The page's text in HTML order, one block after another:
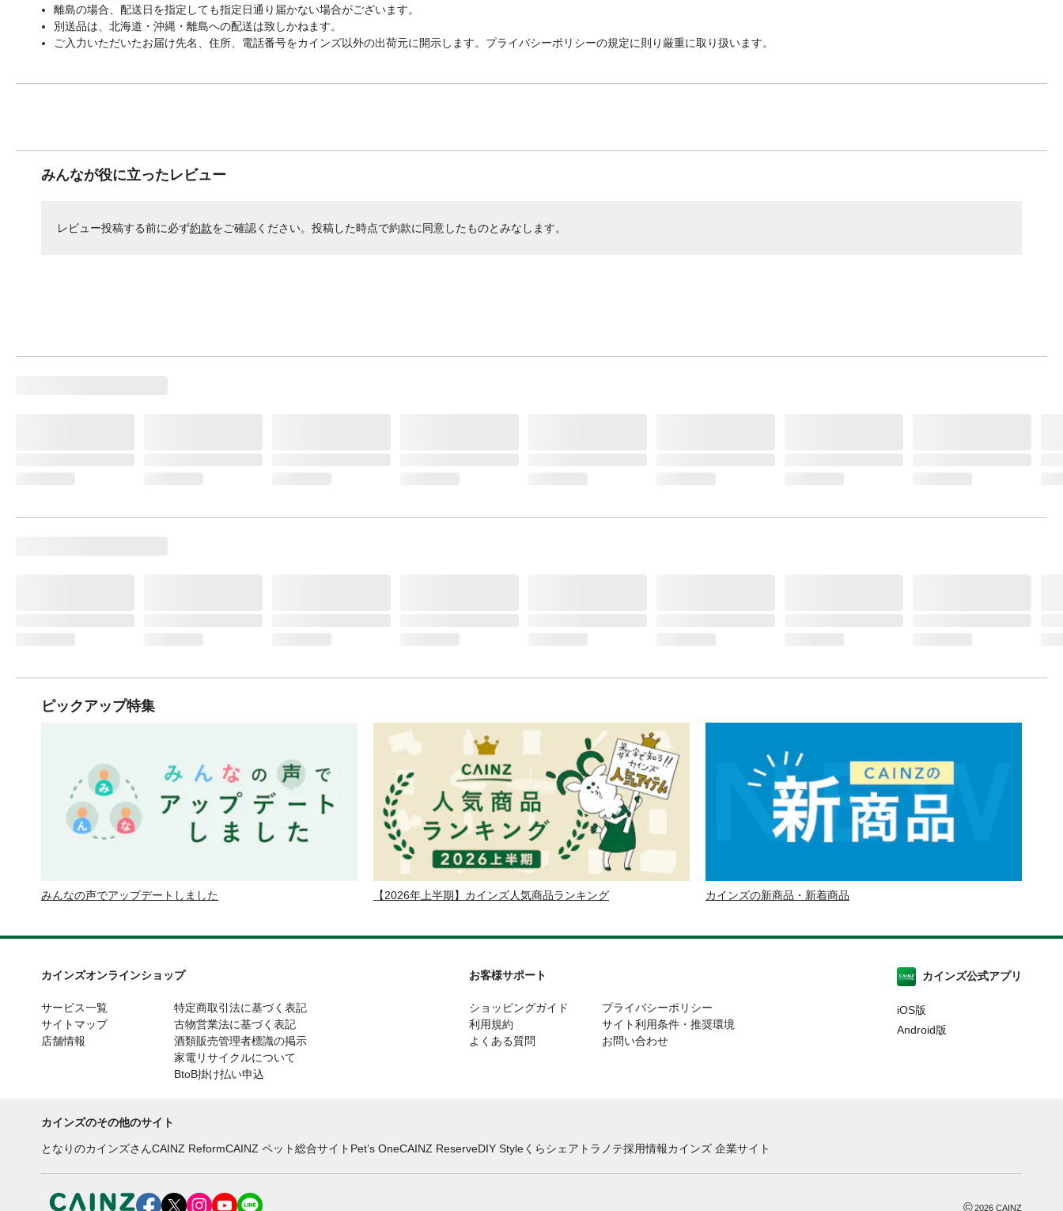
離島の場合、配送日を指定しても指定日通り届かない場合がございます。
別送品は、北海道・沖縄・離島への配送は致しかねます。
ご入力いただいたお届け先名、住所、電話番号をカインズ以外の出荷元に開示します。プライバシーポリシーの規定に則り厳重に取り扱います。
みんなが役に立ったレビュー
レビュー投稿する前に必ず約款をご確認ください。投稿した時点で約款に同意したものとみなします。
ピックアップ特集
みんなの声でアップデートしました 【2026年上半期】カインズ人気商品ランキング カインズの新商品・新着商品
カインズオンラインショップ
サービス一覧
サイトマップ
店舗情報
特定商取引法に基づく表記
古物営業法に基づく表記
酒類販売管理者標識の掲示
家電リサイクルについて
BtoB掛け払い申込
お客様サポート
ショッピングガイド
利用規約
よくある質問
プライバシーポリシー
サイト利用条件・推奨環境
お問い合わせ
カインズ公式アプリ
iOS版
Android版
カインズのその他のサイト
となりのカインズさんCAINZ ReformCAINZ ペット総合サイト Pet’s OneCAINZ ReserveDIY Styleくらシェア トラノテ採用情報カインズ 企業サイト
©2026 CAINZ